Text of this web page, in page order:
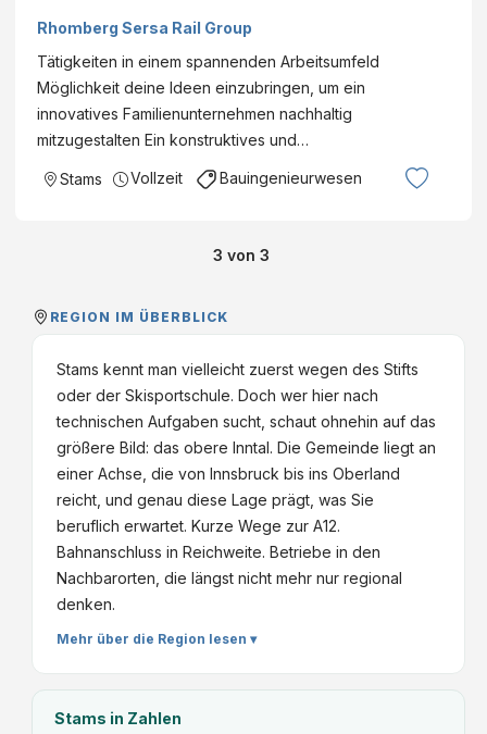
Rhomberg Sersa Rail Group
Tätigkeiten in einem spannenden Arbeitsumfeld
Möglichkeit deine Ideen einzubringen, um ein
innovatives Familienunternehmen nachhaltig
mitzugestalten Ein konstruktives und…
Stams Vollzeit Bauingenieurwesen
3 von 3
REGION IM ÜBERBLICK
Stams kennt man vielleicht zuerst wegen des Stifts
oder der Skisportschule. Doch wer hier nach
technischen Aufgaben sucht, schaut ohnehin auf das
größere Bild: das obere Inntal. Die Gemeinde liegt an
einer Achse, die von Innsbruck bis ins Oberland
reicht, und genau diese Lage prägt, was Sie
beruflich erwartet. Kurze Wege zur A12.
Bahnanschluss in Reichweite. Betriebe in den
Nachbarorten, die längst nicht mehr nur regional
denken.
Mehr über die Region lesen ▾
Stams in Zahlen